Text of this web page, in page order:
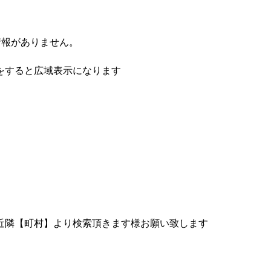
がありません。
ると広域表示になります
【町村】より検索頂きます様お願い致します